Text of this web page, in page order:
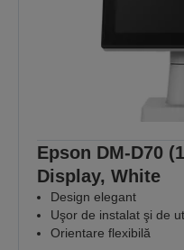
Epson DM-D70
Display, White
Design elegant
Uşor de instalat şi de
Orientare flexibilă